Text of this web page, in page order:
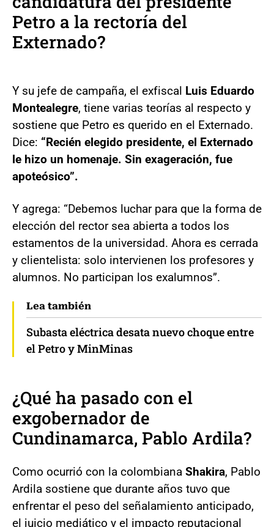
Petro a la rectoría del
Externado?
Y su jefe de campaña, el exfiscal Luis Eduardo
Montealegre, tiene varias teorías al respecto y
sostiene que Petro es querido en el Externado.
Dice: “Recién elegido presidente, el Externado
le hizo un homenaje. Sin exageración, fue
apoteósico”.
Y agrega: “Debemos luchar para que la forma de
elección del rector sea abierta a todos los
estamentos de la universidad. Ahora es cerrada
y clientelista: solo intervienen los profesores y
alumnos. No participan los exalumnos”.
Lea también
Subasta eléctrica desata nuevo choque entre
el Petro y MinMinas
¿Qué ha pasado con el
exgobernador de
Cundinamarca, Pablo Ardila?
Como ocurrió con la colombiana Shakira, Pablo
Ardila sostiene que durante años tuvo que
enfrentar el peso del señalamiento anticipado,
el juicio mediático y el impacto reputacional